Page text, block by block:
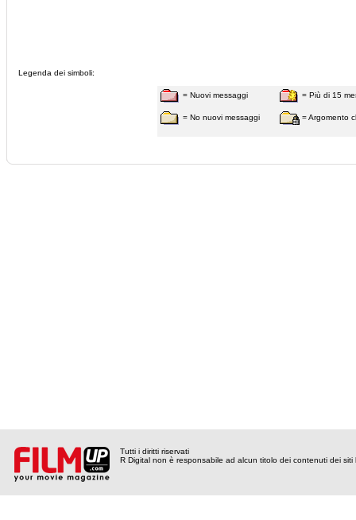
Legenda dei simboli:
= Nuovi messaggi
= No nuovi messaggi
= Più di 15
= Argomento
Tutti i diritti riservati
R Digital non è responsabile ad alcun titolo dei contenuti dei siti